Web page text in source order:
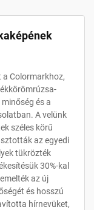
Colormarkhoz,
és a
A velünk
széles körű
az egyedi
tükrözték
30%-kal
az új
és hosszú
hírnevüket,